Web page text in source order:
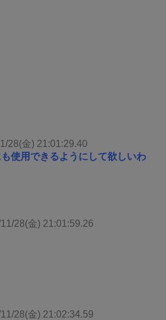
28(金) 21:01:29.40
使用できるようにして欲しいわ
28(金) 21:01:59.26
28(金) 21:02:34.59